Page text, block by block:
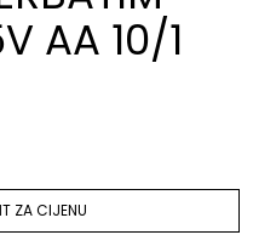
AA 10/1
ZA CIJENU